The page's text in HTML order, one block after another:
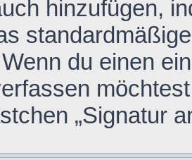
hinzufügen,
du einen
„Signatur